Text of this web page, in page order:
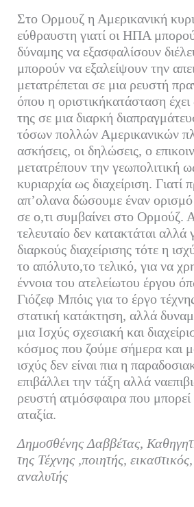
Στο Ορμουζ η Αμερικανική
εύθραυστη γιατί οι ΗΠΑ
δύναμης να εξασφαλίσουν
μπορούν να εξαλείψουν την
μετατρέπεται σε μια ρευστή
όπου η οριστικήκατάσταση
της σε μια διαρκή
τόσων πολλών Αμερικανικών
ασκήσεις, οι δηλώσεις, ο
μετατρέπουν την γεωπολιτική
κυριαρχία ως διαχείριση. Γιατί
απ’ολανα δώσουμε έναν ορισμό
σε ο,τι συμβαίνει στο Ορμούζ.
τελευταίο δεν κατακτάται αλλά
διαρκούς διαχείρισης τότε η
το απόλυτο,το τελικό, για να
έννοια του ατελείωτου έργου
Γιόζεφ Μπόις για το έργο
στατική κατάκτηση, αλλά
μια Ισχύς σχεσιακή και
κόσμος που ζούμε σήμερα και
ισχύς δεν είναι πια η
επιβάλλει την τάξη αλλά
ρευστή ατμόσφαιρα που μπορεί
αταξία.
Δημοσθένης Δαββέτας,
της Τέχνης ,ποιητής,
αναλυτής